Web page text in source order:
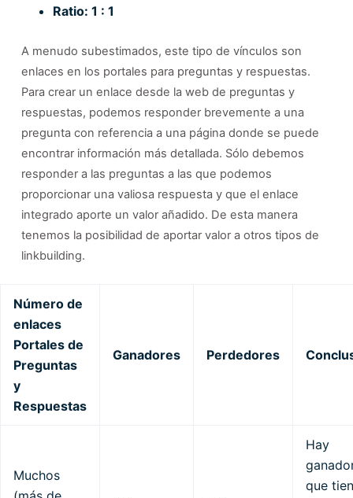
Ratio: 1 : 1
A menudo subestimados, este tipo de vínculos son
enlaces en los portales para preguntas y respuestas.
Para crear un enlace desde la web de preguntas y
respuestas, podemos responder brevemente a una
pregunta con referencia a una página donde se puede
encontrar información más detallada. Sólo debemos
responder a las preguntas a las que podemos
proporcionar una valiosa respuesta y que el enlace
integrado aporte un valor añadido. De esta manera
tenemos la posibilidad de aportar valor a otros tipos de
linkbuilding.
Número de
enlaces
Portales de
Preguntas
y
Respuestas
Ganadores Perdedores
Muchos
Hay
que